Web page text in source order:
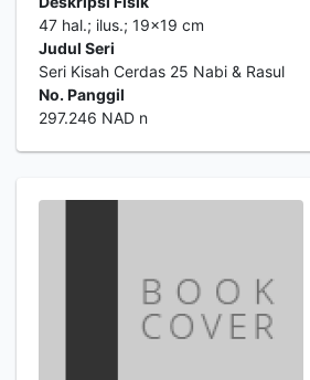
47 hal.; ilus.; 19x19 cm
Judul Seri
Seri Kisah Cerdas 25 Nabi & Rasul
No. Panggil
297.246 NAD n